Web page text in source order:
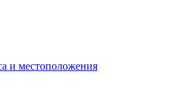
и местоположения